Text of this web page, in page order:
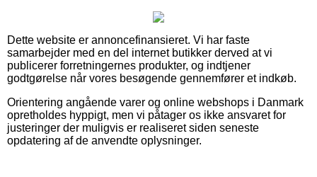
Dette website er annoncefinansieret. Vi har faste
samarbejder med en del internet butikker derved at vi
publicerer forretningernes produkter, og indtjener
godtgørelse når vores besøgende gennemfører et indkøb.
Orientering angående varer og online webshops i Danmark
opretholdes hyppigt, men vi påtager os ikke ansvaret for
justeringer der muligvis er realiseret siden seneste
opdatering af de anvendte oplysninger.